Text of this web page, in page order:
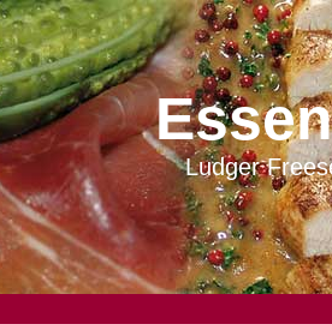
Ludger